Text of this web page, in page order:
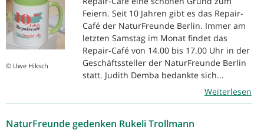
© Uwe Hiksch
Feiern. Seit 10 Jahren gibt es das Repair-
Café der NaturFreunde Berlin. Immer am
letzten Samstag im Monat findet das
Repair-Café von 14.00 bis 17.00 Uhr in der
Geschäftssteller der NaturFreunde Berlin
statt. Judith Demba bedankte sich...
Weiterlesen
NaturFreunde gedenken Rukeli Trollmann